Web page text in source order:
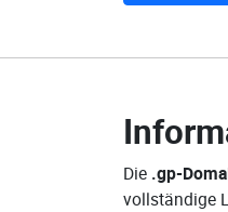
Die .gp-
vollständige